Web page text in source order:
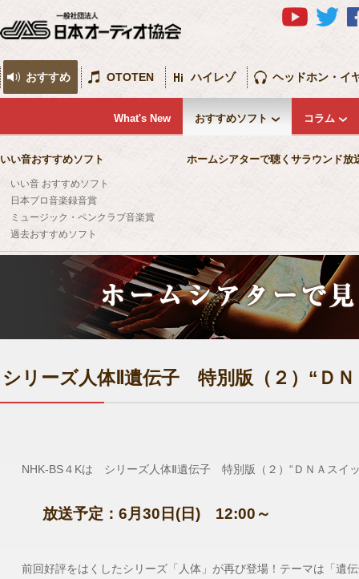
おすすめ
What's New おすすめソフト
いい音おすすめソフト
いい音 おすすめソフト
日本プロ音楽録音賞
ミュージック・ペンクラブ音楽賞
過去おすすめソフト
ホームシアターで聴くサラウンド放
コラム
OTOTEN ハイレゾ ヘッドホン・イ
シリーズ人体Ⅱ遺伝子 特別版（２）“Ｄ
NHK-BS４Kは シリーズ人体Ⅱ遺伝子 特別版（２）“ＤＮＡスイ
放送予定：6月30 日(日) 12:00 ～
前回好評をはくしたシリーズ「人体」が再び登場！テーマは「遺